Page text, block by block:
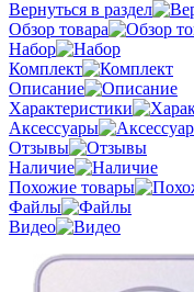
Вернуться в раздел
Обзор товара
Набор
Комплект
Описание
Характеристики
Аксессуары
Отзывы
Наличие
Похожие товары
Файлы
Видео